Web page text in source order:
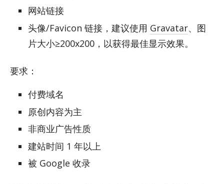
网站链接
头像/Favicon 链接，建议使用 Gravatar、图
片大小≥200x200，以获得最佳显示效果。
要求：
付费域名
原创内容为主
非商业广告性质
建站时间 1 年以上
被 Google 收录